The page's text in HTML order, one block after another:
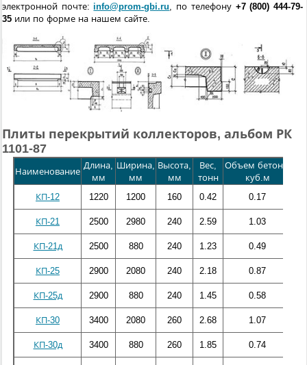
электронной почте:info@prom-gbi.ru, по телефону +7 (800) 444-79-
35 или по форме на нашем сайте.
Плиты перекрытий коллекторов, альбом РК
1101-87
Наименование
Длина,
мм
Ширина,
мм
Высота,
мм
Вес,
тонн
Объем бетона,
куб.м
КП-12
1220 1200 160 0.42 0.17
КП-21 2500 2980 240 2.59 1.03
КП-21д 2500 880 240 1.23 0.49
КП-25 2900 2080 240 2.18 0.87
КП-25д 2900 880 240 1.45 0.58
КП-30 3400 2080 260 2.68 1.07
КП-30д 3400 880 260 1.85 0.74